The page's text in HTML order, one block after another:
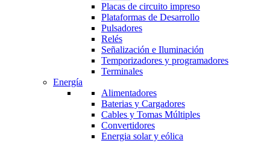
Placas de circuito impreso
Plataformas de Desarrollo
Pulsadores
Relés
Señalización e Iluminación
Temporizadores y programadores
Terminales
Energía
Alimentadores
Baterias y Cargadores
Cables y Tomas Múltiples
Convertidores
Energia solar y eólica